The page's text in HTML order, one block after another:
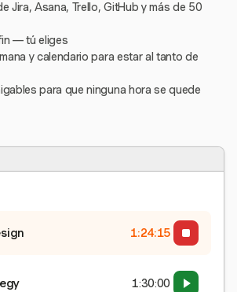
Jira, Asana, Trello, GitHub y más de 50
— tú eliges
y calendario para estar al tanto de
para que ninguna hora se quede
1:24:15
1:30:00